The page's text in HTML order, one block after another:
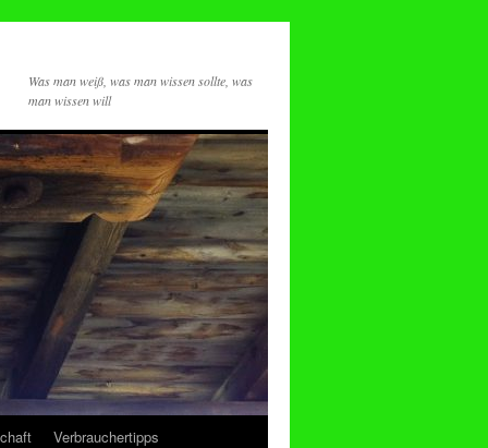
Was man weiß, was man wissen sollte, was
man wissen will
Verbrauchertipps